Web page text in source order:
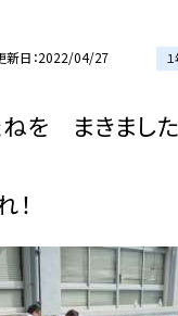
新日 2022/04/27
を まきました